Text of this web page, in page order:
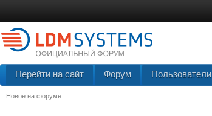
Перейти на сайт Форум Пользователи
Новое на форуме